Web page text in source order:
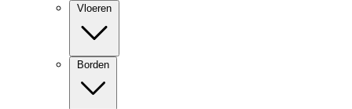
Vloeren
Borden